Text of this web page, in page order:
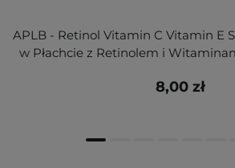
APLB - Retinol Vitamin C Vitamin E
w Płachcie z Retinolem i
8,00 zł